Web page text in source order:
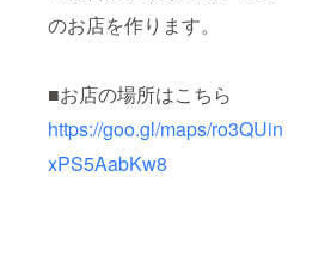
のお店を作ります。
■お店の場所はこちら
https://goo.gl/maps/ro3QUin
xPS5AabKw8